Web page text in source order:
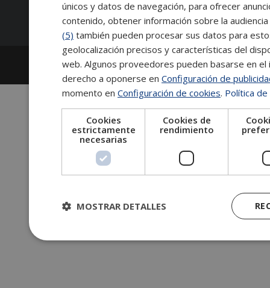
Síguenos:
2026
Escuela de Posgrado de Salamanca
Información legal
Tablón de anuncios
únicos y datos de navegación, para ofrecer
contenido, obtener información sobre la
(5) también pueden procesar sus datos para
geolocalización precisos y características del
web. Algunos proveedores pueden basarse en
derecho a oponerse en Configuración de
momento en Configuración de cookies. Política
Cookies
estrictamente
necesarias
Cookies de
rendimiento
MOSTRAR DETALLES